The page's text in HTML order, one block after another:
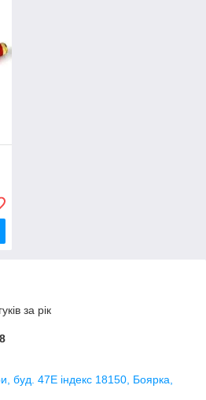
за рік
буд. 47Е індекс 18150, Боярка,